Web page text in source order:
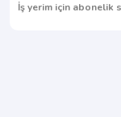
İş yerim için abonelik